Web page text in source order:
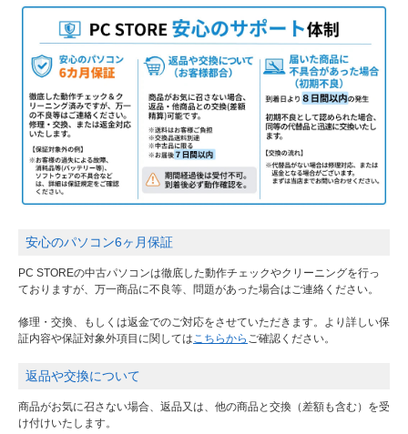
安心のパソコン6ヶ月保証
PC STOREの中古パソコンは徹底した動作チェックやクリーニングを行っ
ておりますが、万一商品に不良等、問題があった場合はご連絡ください。
修理・交換、もしくは返金でのご対応をさせていただきます。より詳しい保
証内容や保証対象外項目に関しては こちらから ご確認ください。
返品や交換について
商品がお気に召さない場合、返品又は、他の商品と交換（差額も含む）を受
け付けいたします。